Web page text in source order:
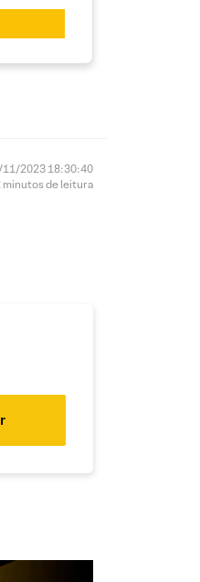
11/2023 18:30:40
minutos de leitura